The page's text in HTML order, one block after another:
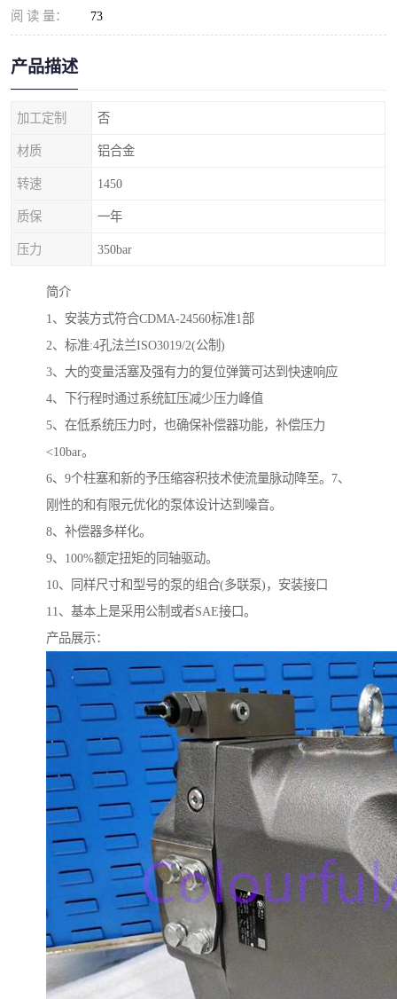
阅 读 量： 73
产品描述
加工定制 否
材质 铝合金
转速 1450
质保 一年
压力 350bar
简介
1、安装方式符合CDMA-24560标准1部
2、标准:4孔法兰ISO3019/2(公制)
3、大的变量活塞及强有力的复位弹簧可达到快速响应
4、下行程时通过系统缸压减少压力峰值
5、在低系统压力时，也确保补偿器功能，补偿压力
<10bar。
6、9个柱塞和新的予压缩容积技术使流量脉动降至。7、
刚性的和有限元优化的泵体设计达到噪音。
8、补偿器多样化。
9、100%额定扭矩的同轴驱动。
10、同样尺寸和型号的泵的组合(多联泵)，安装接口
11、基本上是采用公制或者SAE接口。
产品展示：